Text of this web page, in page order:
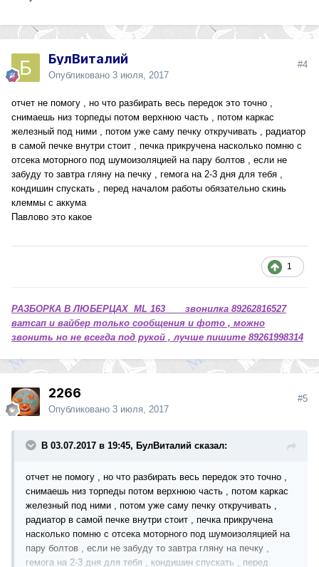
БулВиталий
Опубликовано 3 июля, 2017
#4
отчет не помогу , но что разбирать весь передок это точно ,
снимаешь низ торпеды потом верхнюю часть , потом каркас
железный под ними , потом уже саму печку откручивать , радиатор
в самой печке внутри стоит , печка прикручена насколько помню с
отсека моторного под шумоизоляцией на пару болтов , если не
забуду то завтра гляну на печку , гемога на 2-3 дня для тебя ,
кондишин спускать , перед началом работы обязательно скинь
клеммы с аккума
Павлово это какое
1
РАЗБОРКА В ЛЮБЕРЦАХ ML 163 звонилка 89262816527
ватсап и вайбер только сообщения и фото , можно
звонить но не всегда под рукой , лучше пишите 89261998314
2266
Опубликовано 3 июля, 2017
#5
В 03.07.2017 в 19:45, БулВиталий сказал:
отчет не помогу , но что разбирать весь передок это точно ,
снимаешь низ торпеды потом верхнюю часть , потом каркас
железный под ними , потом уже саму печку откручивать ,
радиатор в самой печке внутри стоит , печка прикручена
насколько помню с отсека моторного под шумоизоляцией на
пару болтов , если не забуду то завтра гляну на печку ,
гемога на 2-3 дня для тебя , кондишин спускать , перед